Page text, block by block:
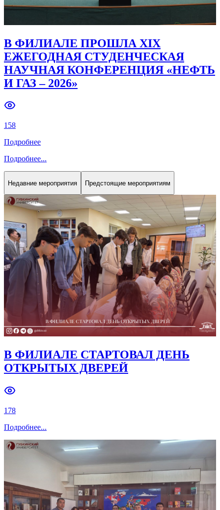
Previous slide Next slide
В ФИЛИАЛЕ ПРОШЛА XIX
ЕЖЕГОДНАЯ СТУДЕНЧЕСКАЯ
НАУЧНАЯ КОНФЕРЕНЦИЯ «НЕФТЬ
И ГАЗ – 2026»
158
Подробнее
Подробнее...
Недавние мероприятия Предстоящие мероприятиям
В ФИЛИАЛЕ СТАРТОВАЛ ДЕНЬ
ОТКРЫТЫХ ДВЕРЕЙ
178
Подробнее...